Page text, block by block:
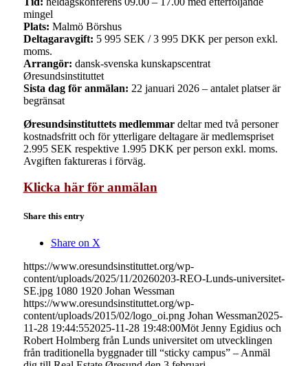
mingel
Plats: Malmö Börshus
Deltagaravgift: 5 995 SEK / 3 995 DKK per person exkl.
moms.
Arrangör: dansk-svenska kunskapscentrat
Øresundsinstituttet
Sista dag för anmälan: 22 januari 2026 – antalet platser är
begränsat
Øresundsinstituttets medlemmardeltar med två personer
kostnadsfritt och för ytterligare deltagare är medlemspriset
2.995 SEK respektive 1.995 DKK per person exkl. moms.
Avgiften faktureras i förväg.
Klicka här för anmälan
Share this entry
Share on X
https://www.oresundsinstituttet.org/wp-
content/uploads/2025/11/20260203-REO-Lunds-universitet-
SE.jpg 1080 1920 Johan Wessman
https://www.oresundsinstituttet.org/wp-
content/uploads/2015/02/logo_oi.png Johan Wessman2025-
11-28 19:44:552025-11-28 19:48:00Möt Jenny Egidius och
Robert Holmberg från Lunds universitet om utvecklingen
från traditionella byggnader till “sticky campus” – Anmäl